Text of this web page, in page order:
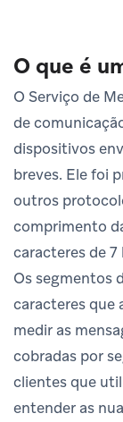
O que é
O Serviço de
de
dispositivos
breves. Ele foi
outros
comprimento
caracteres de
Os segmentos
caracteres que
medir as
cobradas por
clientes que
entender as